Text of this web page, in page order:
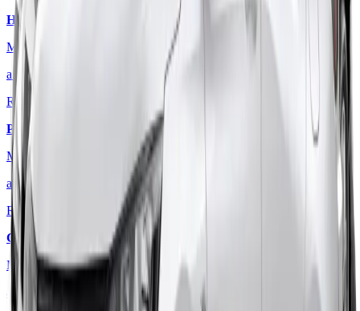
HB20
Manual
a partir de
R$
2.129
Polo
Manual
a partir de
R$ 2.149
C3
Live Pack 1.0
Manual·Flex
a partir de